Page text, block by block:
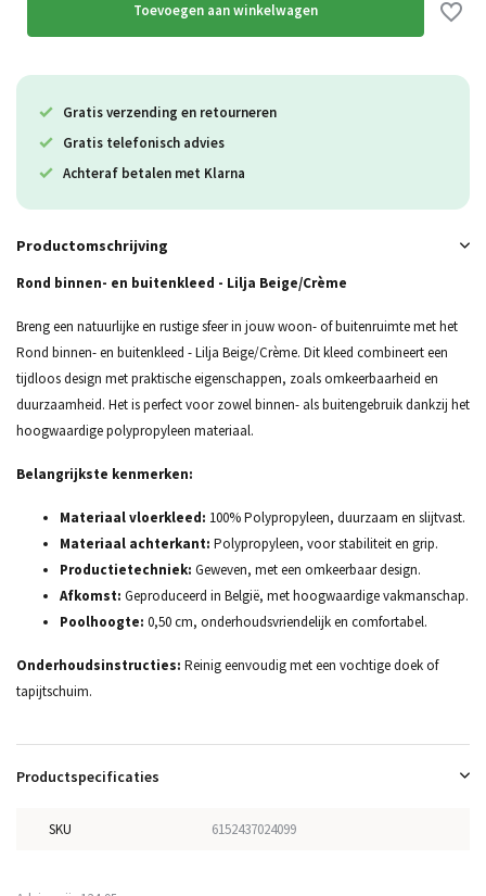
Toevoegen aan winkelwagen
Gratis verzending en retourneren
Gratis telefonisch advies
Achteraf betalen met Klarna
Productomschrijving
Rond binnen- en buitenkleed - Lilja Beige/Crème
Breng een natuurlijke en rustige sfeer in jouw woon- of buitenruimte met het
Rond binnen- en buitenkleed - Lilja Beige/Crème. Dit kleed combineert een
tijdloos design met praktische eigenschappen, zoals omkeerbaarheid en
duurzaamheid. Het is perfect voor zowel binnen- als buitengebruik dankzij het
hoogwaardige polypropyleen materiaal.
Belangrijkste kenmerken:
Materiaal vloerkleed: 100% Polypropyleen, duurzaam en slijtvast.
Materiaal achterkant: Polypropyleen, voor stabiliteit en grip.
Productietechniek: Geweven, met een omkeerbaar design.
Afkomst: Geproduceerd in België, met hoogwaardige vakmanschap.
Poolhoogte: 0,50 cm, onderhoudsvriendelijk en comfortabel.
Onderhoudsinstructies: Reinig eenvoudig met een vochtige doek of
tapijtschuim.
Productspecificaties
SKU 6152437024099